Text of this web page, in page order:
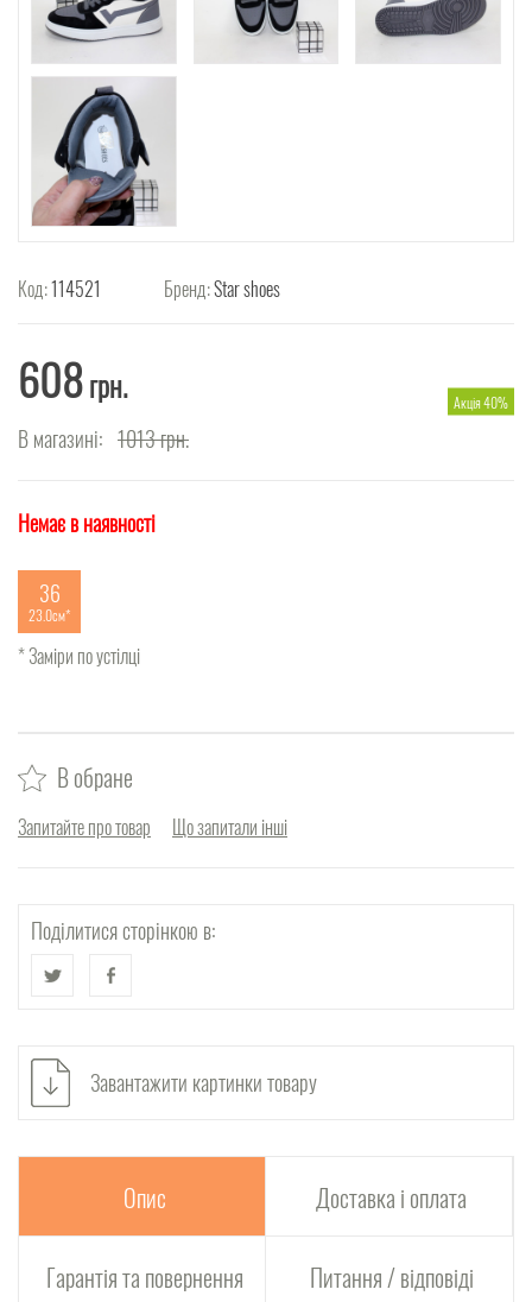
Код:114521 Бренд:Star shoes
608грн.
В магазині: 1013грн.
Акція 40%
Немає в наявності
36
23.0см
* Заміри по устілці
В обране
Запитайте про товар Що запитали інші
Поділитися сторінкою в:
Завантажити картинки товару
Опис Доставка і оплата
Гарантія та повернення Питання / відповіді